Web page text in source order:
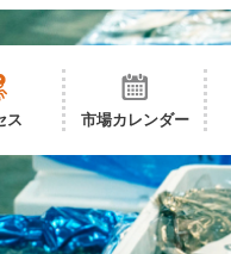
ス 市場カレンダー